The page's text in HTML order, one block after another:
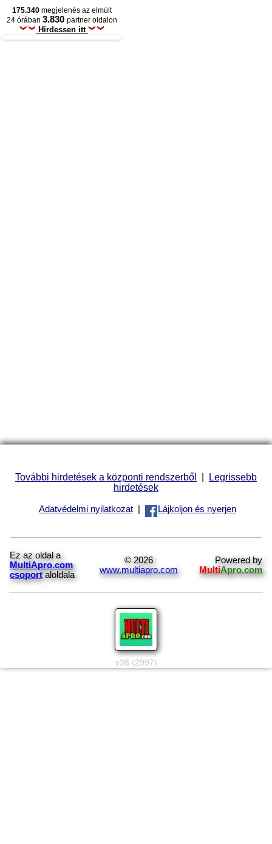
175.340 megjelenés az elmúlt
24 órában 3.830 partner oldalon
Hirdessen itt
További hirdetések a központi rendszerből | Legrissebb
hirdetések
Adatvédelmi nyilatkozat| Lájkoljon és nyerjen
Ez az oldal a
MultiApro.com
csoport aloldala
© 2026
www.multiapro.com
Powered by
MultiApro.com
v38 (2997)